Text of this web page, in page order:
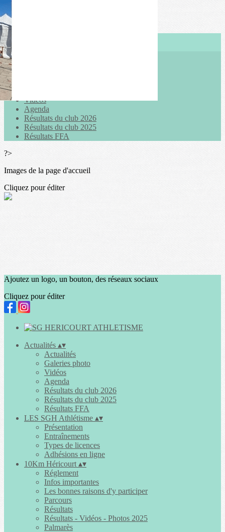
Exporter les lignes sélectionnées
Menu
<
>
Vidéos
Agenda
Résultats du club 2026
Résultats du club 2025
Résultats FFA
?>
Images de la page d'accueil
Cliquez pour éditer
Ajoutez un logo, un bouton, des réseaux sociaux
Cliquez pour éditer
Actualités ▴▾
Actualités
Galeries photo
Vidéos
Agenda
Résultats du club 2026
Résultats du club 2025
Résultats FFA
LES SGH Athlétisme ▴▾
Présentation
Entraînements
Types de licences
Adhésions en ligne
10Km Héricourt ▴▾
Réglement
Infos importantes
Les bonnes raisons d'y participer
Parcours
Résultats
Résultats - Vidéos - Photos 2025
Palmarès